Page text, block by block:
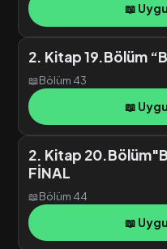
📖
2. Kitap 19.Bölüm
📖Bölüm 43
📖
2. Kitap
FİNAL
📖Bölüm 44
📖